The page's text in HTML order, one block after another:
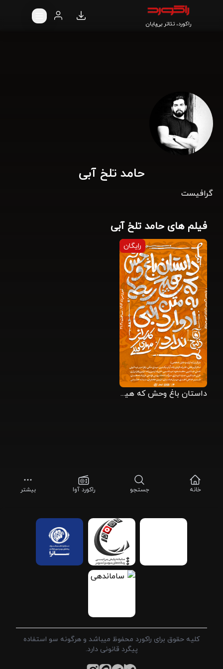
راکورد، تئاتر بی‌پایان
حامد تلخ آبی
گرافیست
فیلم های حامد تلخ آبی
رایگان
داستان باغ وحش که هیچ ربطی به متن ادوارد آلبی ندارد
خانه جستجو راکورد آوا بیشتر
کلیه حقوق برای راکورد محفوظ میباشد و هرگونه سو استفاده
پیگرد قانونی دارد.